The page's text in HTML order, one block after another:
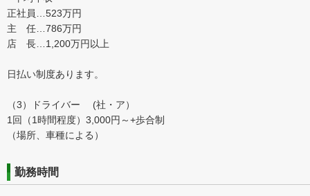
正社員…523万円
主 任…786万円
店 長…1,200万円以上
日払い制度あります。
（3）ドライバー (社・ア）
1回（1時間程度）3,000円～+歩合制
（場所、車種による）
勤務時間